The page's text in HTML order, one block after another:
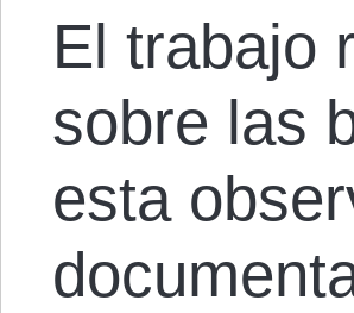
El trabajo
sobre las
esta